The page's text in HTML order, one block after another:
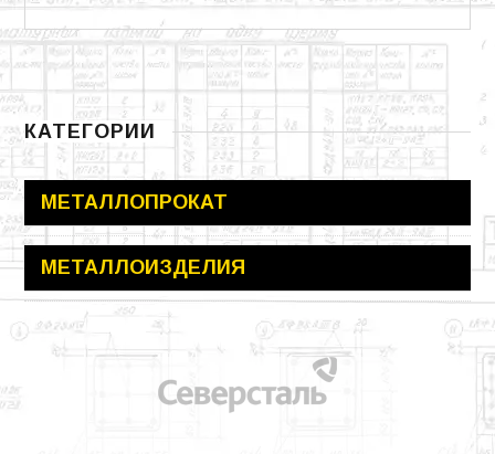
КАТЕГОРИИ
МЕТАЛЛОПРОКАТ
МЕТАЛЛОИЗДЕЛИЯ